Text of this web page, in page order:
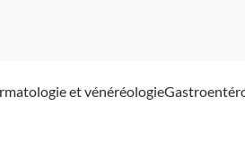
et vénéréologie